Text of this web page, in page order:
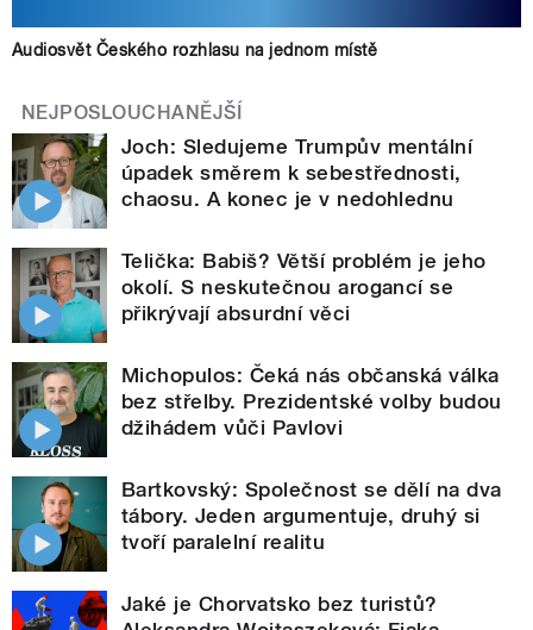
Audiosvět Českého rozhlasu na jednom místě
NEJPOSLOUCHANĚJŠÍ
Joch: Sledujeme Trumpův mentální
úpadek směrem k sebestřednosti,
chaosu. A konec je v nedohlednu
Telička: Babiš? Větší problém je jeho
okolí. S neskutečnou arogancí se
přikrývají absurdní věci
Michopulos: Čeká nás občanská válka
bez střelby. Prezidentské volby budou
džihádem vůči Pavlovi
Bartkovský: Společnost se dělí na dva
tábory. Jeden argumentuje, druhý si
tvoří paralelní realitu
Jaké je Chorvatsko bez turistů?